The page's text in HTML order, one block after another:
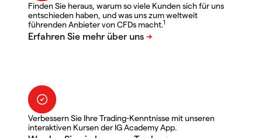
Finden Sie heraus, warum so viele Kunden sich für uns
entschieden haben, und was uns zum weltweit
führenden Anbieter von CFDs macht.1
Verbessern Sie Ihre Trading-Kenntnisse mit unseren
interaktiven Kursen der IG Academy App.